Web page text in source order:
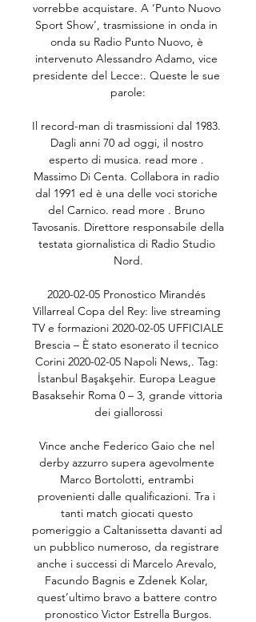
vorrebbe acquistare. A ‘Punto Nuovo
Sport Show’, trasmissione in onda in
onda su Radio Punto Nuovo, è
intervenuto Alessandro Adamo, vice
presidente del Lecce:. Queste le sue
parole:
Il record-man di trasmissioni dal 1983.
Dagli anni 70 ad oggi, il nostro
esperto di musica. read more .
Massimo Di Centa. Collabora in radio
dal 1991 ed è una delle voci storiche
del Carnico. read more . Bruno
Tavosanis. Direttore responsabile della
testata giornalistica di Radio Studio
Nord.
2020-02-05 Pronostico Mirandés
Villarreal Copa del Rey: live streaming
TV e formazioni 2020-02-05 UFFICIALE
Brescia – È stato esonerato il tecnico
Corini 2020-02-05 Napoli News,. Tag:
İstanbul Başakşehir. Europa League
Basaksehir Roma 0 – 3, grande vittoria
dei giallorossi
Vince anche Federico Gaio che nel
derby azzurro supera agevolmente
Marco Bortolotti, entrambi
provenienti dalle qualificazioni. Tra i
tanti match giocati questo
pomeriggio a Caltanissetta davanti ad
un pubblico numeroso, da registrare
anche i successi di Marcelo Arevalo,
Facundo Bagnis e Zdenek Kolar,
quest’ultimo bravo a battere contro
pronostico Victor Estrella Burgos.